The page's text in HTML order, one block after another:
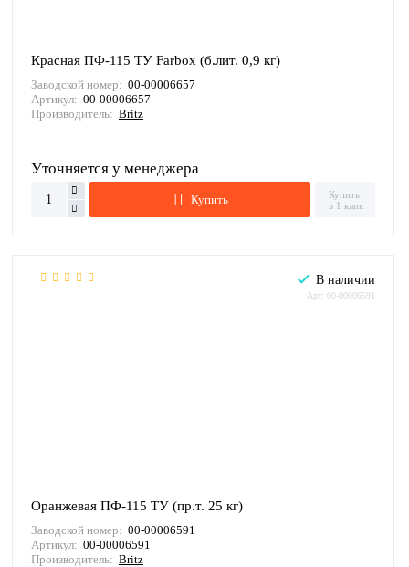
Красная ПФ-115 ТУ Farbox (б.лит. 0,9 кг)
Заводской номер: 00-00006657
Артикул: 00-00006657
Производитель: Britz
Уточняется у менеджера
Купить
Купить
в 1 клик
В наличии
Арт: 00-00006591
Оранжевая ПФ-115 ТУ (пр.т. 25 кг)
Заводской номер: 00-00006591
Артикул: 00-00006591
Производитель: Britz